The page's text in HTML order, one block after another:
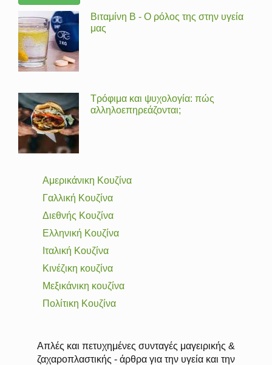
Βιταμίνη Β - Ο ρόλος της στην υγεία
μας
Τρόφιμα και ψυχολογία: πώς
αλληλοεπηρεάζονται;
Αμερικάνικη Κουζίνα
Γαλλική Κουζίνα
Διεθνής Κουζίνα
Ελληνική Κουζίνα
Ιταλική Κουζίνα
Κινέζικη κουζίνα
Μεξικάνικη κουζίνα
Πολίτικη Κουζίνα
Απλές και πετυχημένες συνταγές μαγειρικής &
ζαχαροπλαστικής - άρθρα για την υγεία και την